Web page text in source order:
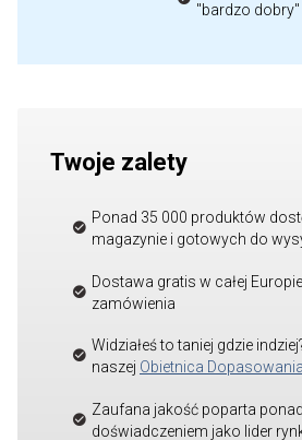
"bardzo dobry"
Twoje zalety
Ponad 35 000 produktów
magazynie i gotowych do
Dostawa gratis w całej
zamówienia
Widziałeś to taniej gdzie
naszej Obietnica
Zaufana jakość poparta
doświadczeniem jako lider